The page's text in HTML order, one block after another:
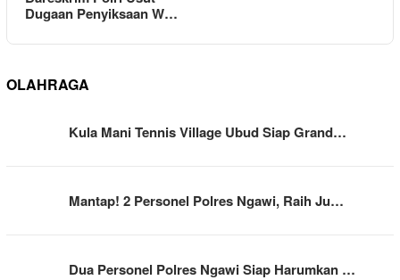
Dugaan Penyiksaan W…
OLAHRAGA
Kula Mani Tennis Village Ubud Siap Grand…
Mantap! 2 Personel Polres Ngawi, Raih Ju…
Dua Personel Polres Ngawi Siap Harumkan …